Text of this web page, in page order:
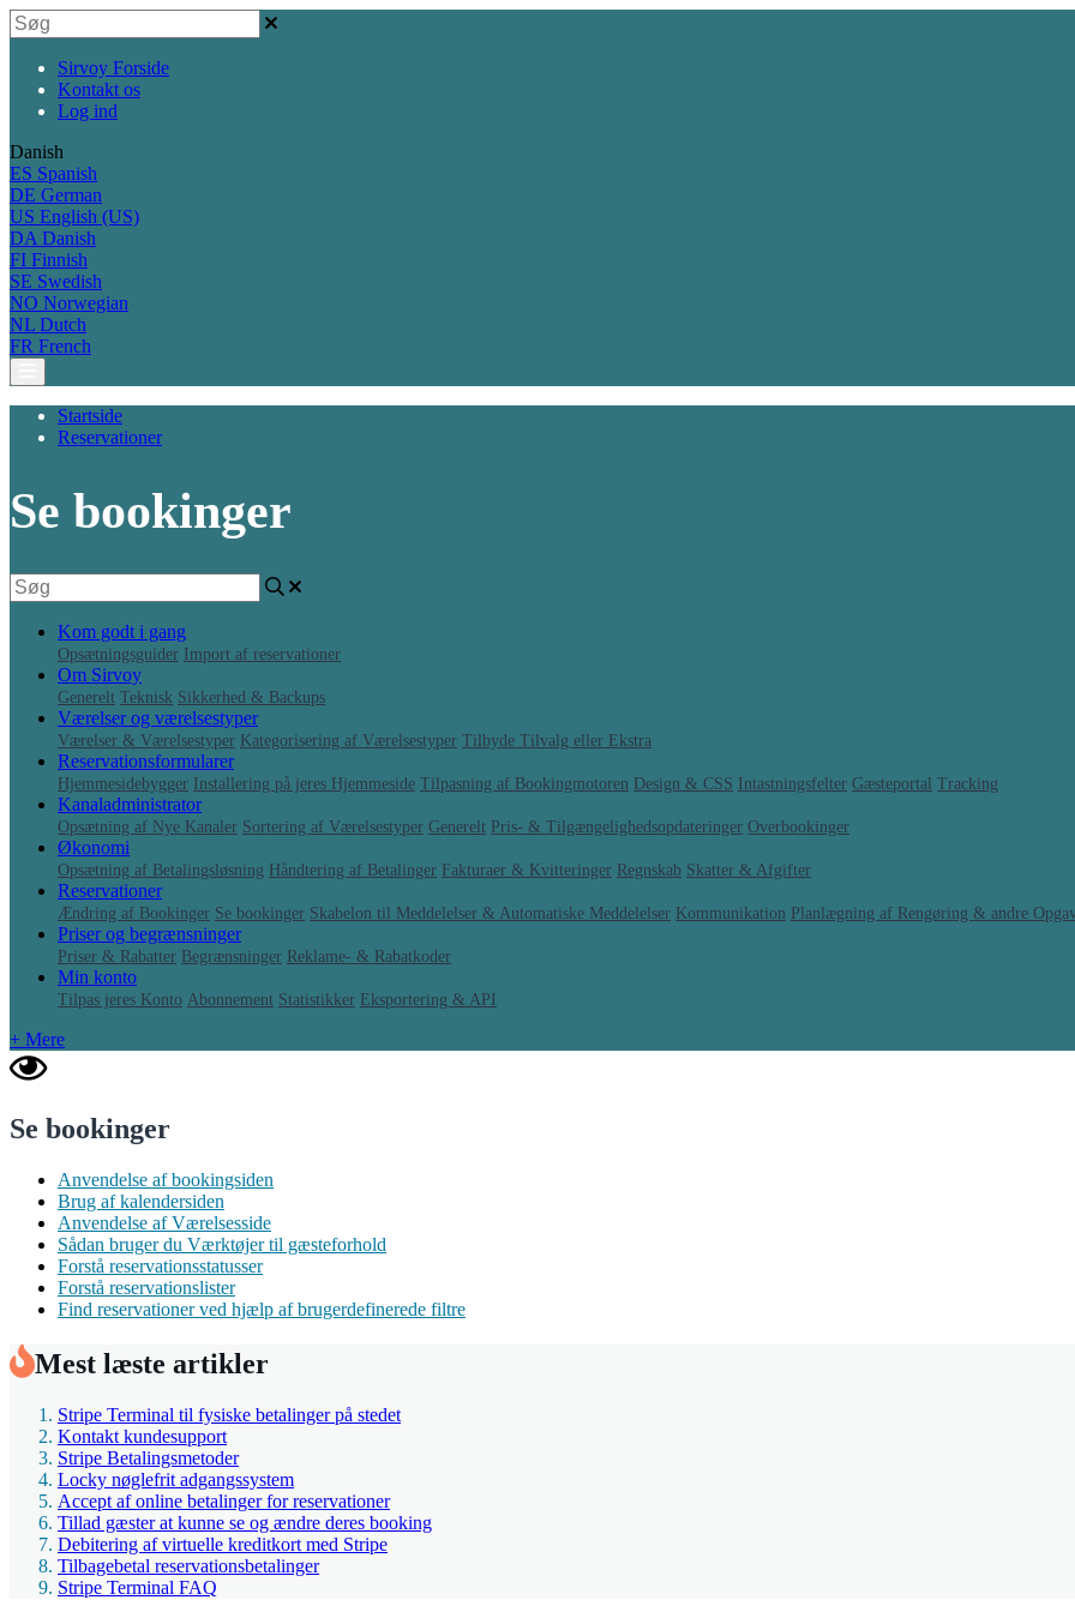
Sirvoy Forside
Kontakt os
Log ind
Danish
ES Spanish
DE German
US English (US)
DA Danish
FI Finnish
SE Swedish
NO Norwegian
NL Dutch
FR French
Startside
Reservationer
Se bookinger
Kom godt i gang
Opsætningsguider Import af reservationer
Om Sirvoy
Generelt Teknisk Sikkerhed & Backups
Værelser og værelsestyper
Værelser & Værelsestyper Kategorisering af Værelsestyper Tilbyde Tilvalg eller Ekstra
Reservationsformularer
Hjemmesidebygger Installering på jeres Hjemmeside Tilpasning af Bookingmotoren Design & CSS Intastningsfelter Gæsteportal Tracking
Kanaladministrator
Opsætning af Nye Kanaler Sortering af Værelsestyper Generelt Pris- & Tilgængelighedsopdateringer Overbookinger
Økonomi
Opsætning af Betalingsløsning Håndtering af Betalinger Fakturaer & Kvitteringer Regnskab Skatter & Afgifter
Reservationer
Ændring af Bookinger Se bookinger Skabelon til Meddelelser & Automatiske Meddelelser Kommunikation Planlægning af Rengøring & andre
Priser og begrænsninger
Priser & Rabatter Begrænsninger Reklame- & Rabatkoder
Min konto
Tilpas jeres Konto Abonnement Statistikker Eksportering & API
+ Mere
Se bookinger
Anvendelse af bookingsiden
Brug af kalendersiden
Anvendelse af Værelsesside
Sådan bruger du Værktøjer til gæsteforhold
Forstå reservationsstatusser
Forstå reservationslister
Find reservationer ved hjælp af brugerdefinerede filtre
Mest læste artikler
Stripe Terminal til fysiske betalinger på stedet
Kontakt kundesupport
Stripe Betalingsmetoder
Locky nøglefrit adgangssystem
Accept af online betalinger for reservationer
Tillad gæster at kunne se og ændre deres booking
Debitering af virtuelle kreditkort med Stripe
Tilbagebetal reservationsbetalinger
Stripe Terminal FAQ